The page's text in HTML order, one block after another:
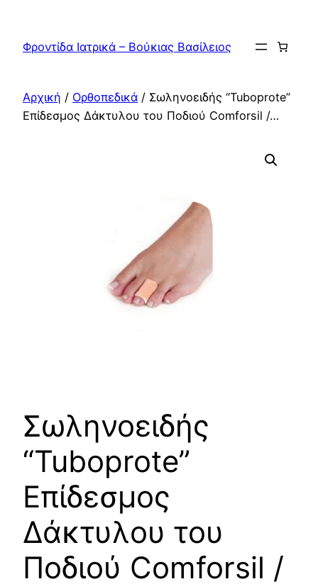
περιεχόμενο
Φροντίδα Ιατρικά – Βούκιας Βασίλειος
Αρχική / Ορθοπεδικά / Σωληνοειδής “Tuboprote”
Επίδεσμος Δάκτυλου του Ποδιού Comforsil /…
Σωληνοειδής
“Tuboprote”
Επίδεσμος
Δάκτυλου του
Ποδιού Comforsil /